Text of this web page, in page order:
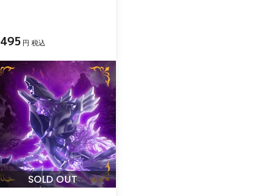
495 円 税込
SOLD OUT